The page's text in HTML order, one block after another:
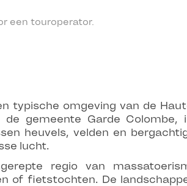
een touroperator.
typische omgeving van de
gemeente Garde Colombe,
heuvels, velden en
lucht.
regio van
of fietstochten. De